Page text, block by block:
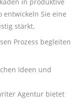
in produktive
entwickeln Sie eine
stärkt.
Prozess begleiten
Ideen und
Agentur bietet